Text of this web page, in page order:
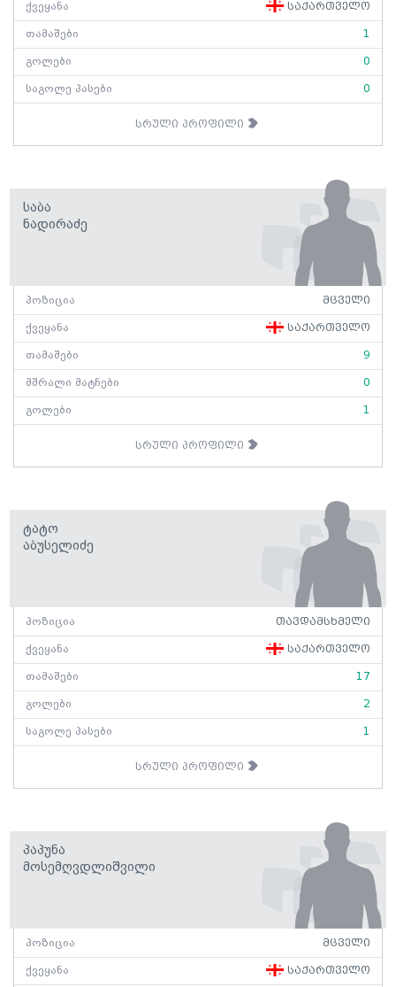
ქვეყანა საქართველო
თამაშები 1
გოლები 0
საგოლე პასები 0
სრული პროფილი
Საბა
Ნადირაძე
პოზიცია მცველი
ქვეყანა საქართველო
თამაშები 9
მშრალი მატჩები 0
გოლები 1
სრული პროფილი
Ტატო
Აბუსელიძე
პოზიცია თავდამსხმელი
ქვეყანა საქართველო
თამაშები 17
გოლები 2
საგოლე პასები 1
სრული პროფილი
Პაპუნა
Მოსემღვდლიშვილი
პოზიცია მცველი
ქვეყანა საქართველო